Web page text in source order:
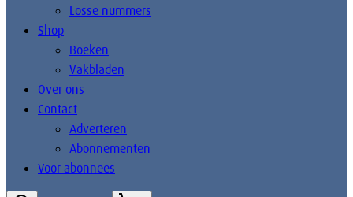
Losse nummers
Shop
Boeken
Vakbladen
Over ons
Contact
Adverteren
Abonnementen
Voor abonnees